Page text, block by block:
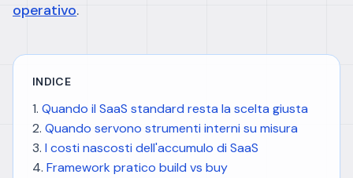
operativo.
INDICE
Quando il SaaS standard resta la scelta giusta
Quando servono strumenti interni su misura
I costi nascosti dell'accumulo di SaaS
Framework pratico build vs buy